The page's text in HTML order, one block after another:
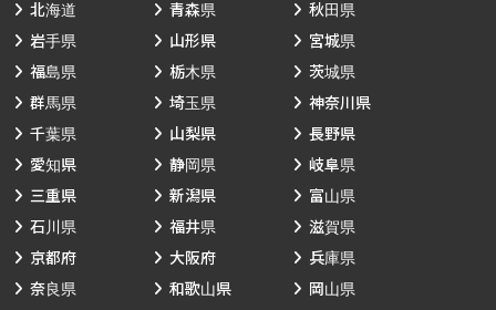
北海道 青森県
秋田県
岩手県
山形県
宮城県
福島県
栃木県
茨城県
群馬県
埼玉県
神奈川県
千葉県
山梨県
長野県
愛知県
静岡県
岐阜県
三重県
新潟県
富山県
石川県
福井県
滋賀県
京都府
大阪府
兵庫県
奈良県
和歌山県
岡山県